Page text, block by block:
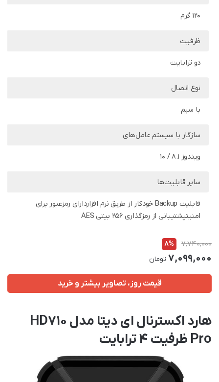
120 گرم
ظرفیت
دو ترابایت
نوع اتصال
با سیم
سازگار با سیستم‌ عامل‌های
ویندوز 8.1 / 10
سایر قابلیت‌ها
قابلیت Backup خودکار از طریق نرم افزاردارای رمزعبور برای
امنیتپشتیبانی از رمزگذاری 256 بیتی AES
7,740,000
8%
7,099,000 تومان
قیمت روز، تصاویر بیشتر و خرید
هارد اکسترنال ای دیتا مدل HD710
Pro ظرفیت 4 ترابایت